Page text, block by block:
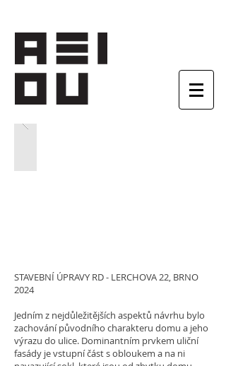
STAVEBNÍ ÚPRAVY RD - LERCHOVA 22, BRNO
2024
Jedním z nejdůležitějších aspektů návrhu bylo
zachování původního charakteru domu a jeho
výrazu do ulice. Dominantním prvkem uliční
fasády je vstupní část s obloukem a na ni